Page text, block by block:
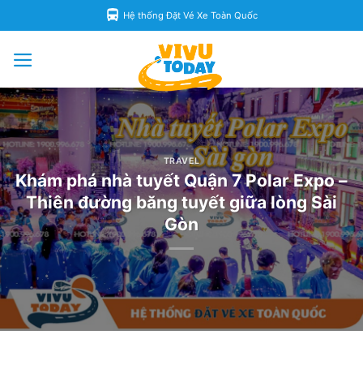
to
Hệ thống Đặt Vé Xe Toàn Quốc
TRAVEL
Khám phá nhà tuyết Quận 7 Polar Expo –
Thiên đường băng tuyết giữa lòng Sài
Gòn